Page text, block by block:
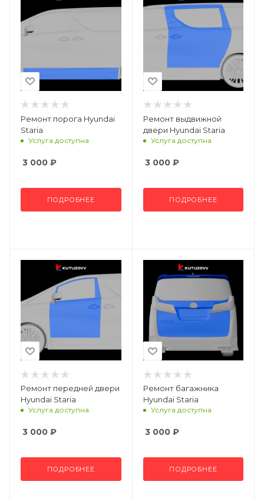
Ремонт порога Hyundai
Staria
Услуга доступна
3 000 ₽
ПОДРОБНЕЕ
Ремонт выдвижной
двери Hyundai Staria
Услуга доступна
3 000₽
ПОДРОБНЕЕ
Ремонт передней двери
Hyundai Staria
Услуга доступна
3 000 ₽
ПОДРОБНЕЕ
Ремонт багажника
Hyundai Staria
Услуга доступна
3 000₽
ПОДРОБНЕЕ